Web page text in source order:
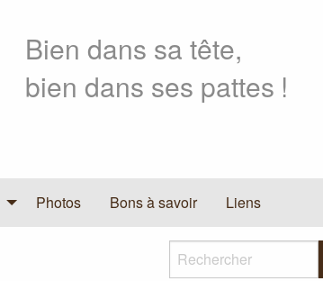
Bien dans sa tête,
bien dans ses pattes !
Photos Bons à savoir Liens
Rechercher